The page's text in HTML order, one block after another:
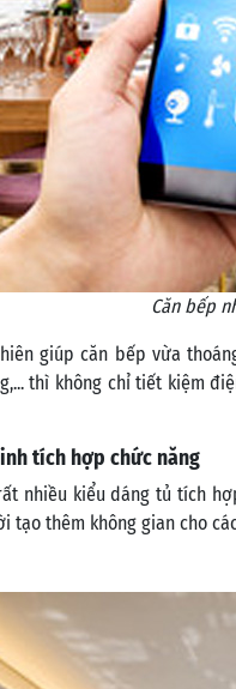
Căn bếp
giúp căn bếp vừa
thì không chỉ tiết kiệm
tích hợp chức năng
nhiều kiểu dáng tủ tích
tạo thêm không gian cho